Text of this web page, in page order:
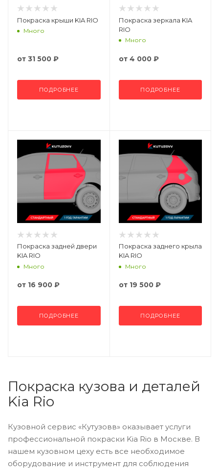
Покраска крыши KIA RIO
Много
от 31 500 ₽
ПОДРОБНЕЕ
Покраска зеркала KIA
RIO
Много
от 4 000 ₽
ПОДРОБНЕЕ
Покраска задней двери
KIA RIO
Много
от 16 900 ₽
ПОДРОБНЕЕ
Покраска заднего крыла
KIA RIO
Много
от 19 500 ₽
ПОДРОБНЕЕ
Покраска кузова и деталей
Kia Rio
Кузовной сервис «Кутузовв» оказывает услуги
профессиональной покраски Kia Rio в Москве. В
нашем кузовном цеху есть все необходимое
оборудование и инструмент для соблюдения